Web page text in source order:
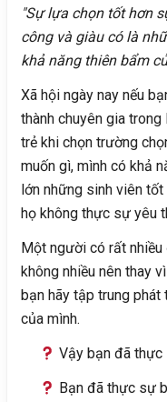
"Sự lựa chọn tốt hơn
công và giàu có là
khả năng thiên bẩm
Xã hội ngày nay nếu
thành chuyên gia
trẻ khi chọn trường
muốn gì, mình có khả
lớn những sinh viên tốt
họ không thực sự yêu
Một người có rất
không nhiều nên thay
bạn hãy tập trung
của mình.
Vậy bạn đã thực
Bạn đã thực sự